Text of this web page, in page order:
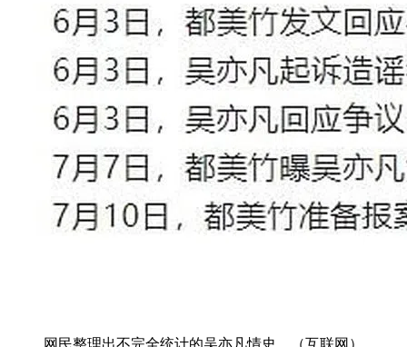
网民整理出不完全统计的吴亦凡情史。（互联网）